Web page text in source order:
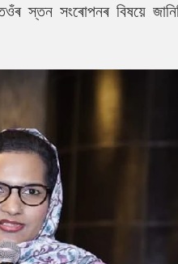
স্তন সংৰোপনৰ বিষয়ে